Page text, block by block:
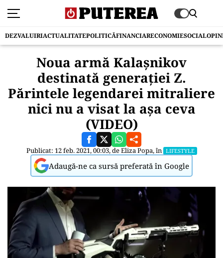
DEZVALUIRIACTUALITATEPOLITICĂFINANCIARECONOMIESOCIAL
Noua armă Kalașnikov
destinată generației Z.
Părintele legendarei mitraliere
nici nu a visat la așa ceva
(VIDEO)
Publicat: 12 feb. 2021, 00:03, deEliza Popa, în LIFESTYLE
Adaugă-ne ca sursă preferată în Google